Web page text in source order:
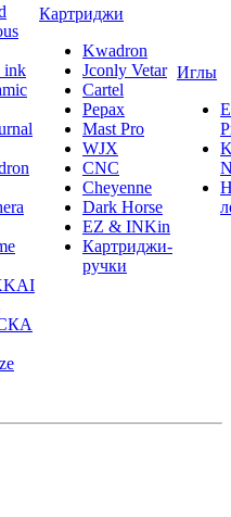
ink
Картриджи
Kwadron
Jconly Vetar
Cartel
Pepax
Mast Pro
WJX
CNC
Cheyenne
Dark Horse
EZ & INKin
Картриджи-
ручки
Иглы